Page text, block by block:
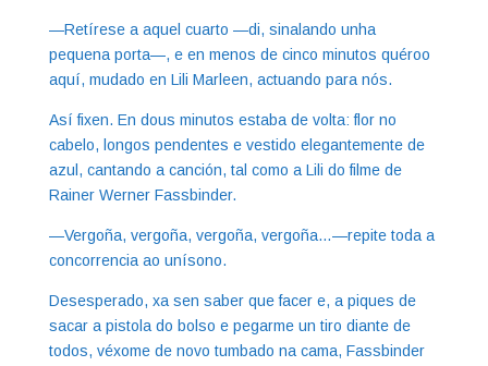
—Retírese a aquel cuarto —di, sinalando unha
pequena porta—, e en menos de cinco minutos quéroo
aquí, mudado en Lili Marleen, actuando para nós.
Así fixen. En dous minutos estaba de volta: flor no
cabelo, longos pendentes e vestido elegantemente de
azul, cantando a canción, tal como a Lili do filme de
Rainer Werner Fassbinder.
—Vergoña, vergoña, vergoña, vergoña…—repite toda a
concorrencia ao unísono.
Desesperado, xa sen saber que facer e, a piques de
sacar a pistola do bolso e pegarme un tiro diante de
todos, véxome de novo tumbado na cama, Fassbinder